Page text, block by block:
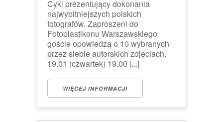
Cykl prezentujący dokonania
najwybitniejszych polskich
fotografów. Zaproszeni do
Fotoplastikonu Warszawskiego
goście opowiedzą o 10 wybranych
przez siebie autorskich zdjęciach.
19.01 (czwartek) 19.00 [...]
WIĘCEJ INFORMACJI